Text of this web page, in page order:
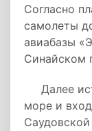
Согласно
самолеты
авиабазы
Синайском
Далее
море и